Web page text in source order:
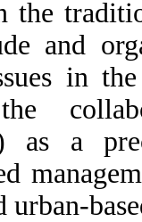
the
and
in
as a
urban-